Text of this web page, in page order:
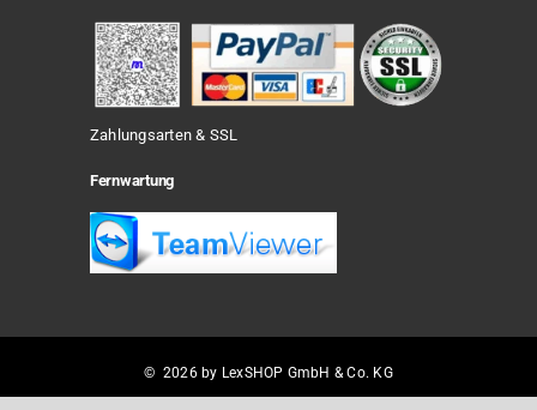
Zahlungsarten & SSL
Fernwartung
© 2026 by LexSHOP GmbH & Co. KG